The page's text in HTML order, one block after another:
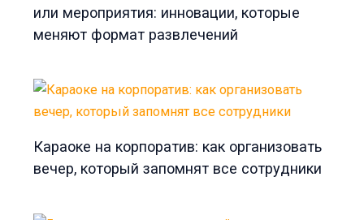
или мероприятия: инновации, которые
меняют формат развлечений
Караоке на корпоратив: как организовать
вечер, который запомнят все сотрудники